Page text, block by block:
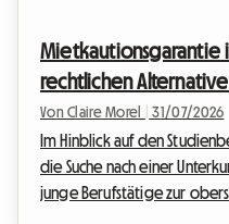
Fortführung einer
Bei Roomlala w...
Mietkautionsgarantie
rechtlichen
Wohngemeinschaften
Von Claire Morel 31/07/2026
Im Hinblick auf den
die Suche nach einer
junge Berufstätige zur